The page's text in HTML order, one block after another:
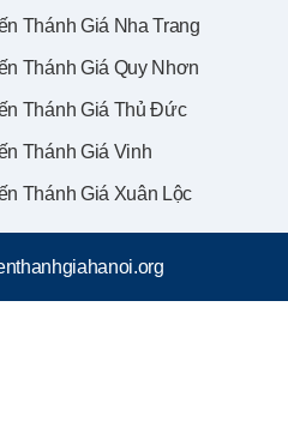
Thánh Giá Nha Trang
Thánh Giá Quy Nhơn
Thánh Giá Thủ Đức
Thánh Giá Vinh
Thánh Giá Xuân Lộc